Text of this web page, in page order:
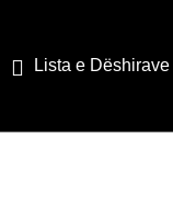
Lista e Dëshirave